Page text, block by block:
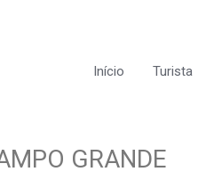
Início Turista
GRANDE